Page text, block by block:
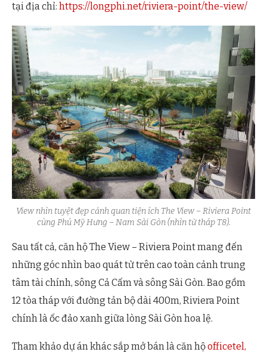
tại địa chỉ: https://longphi.net/riviera-point/the-view/
View nhìn tuyệt đẹp cảnh quan tiện ích The View – Riviera Point
cùng Phú Mỹ Hưng – Nam Sài Gòn (nhìn từ tháp T8).
Sau tất cả, căn hộ The View – Riviera Point mang đến
những góc nhìn bao quát từ trên cao toàn cảnh trung
tâm tài chính, sông Cả Cấm và sông Sài Gòn. Bao gồm
12 tòa tháp với đường tản bộ dài 400m, Riviera Point
chính là ốc đảo xanh giữa lòng Sài Gòn hoa lệ.
Tham khảo dự án khác sắp mở bán là căn hộofficetel,